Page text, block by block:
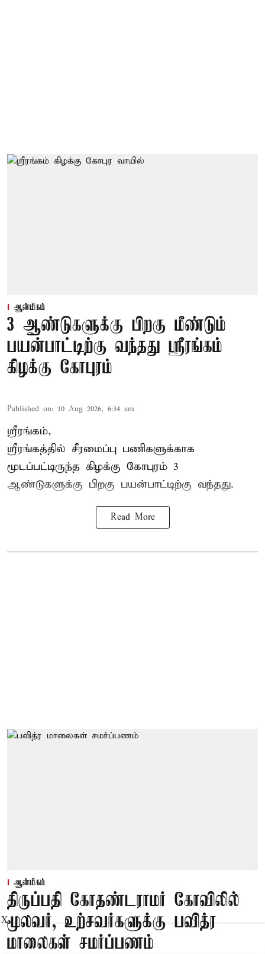
ஆன்மிகம்
3 ஆண்டுகளுக்கு பிறகு மீண்டும்
பயன்பாட்டிற்கு வந்தது ஸ்ரீரங்கம்
கிழக்கு கோபுரம்
Published on: 10 Aug 2026, 6:34 am
ஸ்ரீரங்கம்,
ஸ்ரீரங்கத்தில் சீரமைப்பு பணிகளுக்காக
மூடப்பட்டிருந்த கிழக்கு கோபுரம் 3
ஆண்டுகளுக்கு பிறகு பயன்பாட்டிற்கு வந்தது.
Read More
ஆன்மிகம்
திருப்பதி கோதண்டராமர் கோவிலில்
மூலவர், உற்சவர்களுக்கு பவித்ர
மாலைகள் சமர்ப்பணம்
X